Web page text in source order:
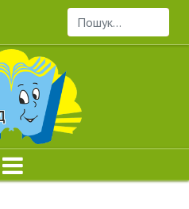
Пошук...